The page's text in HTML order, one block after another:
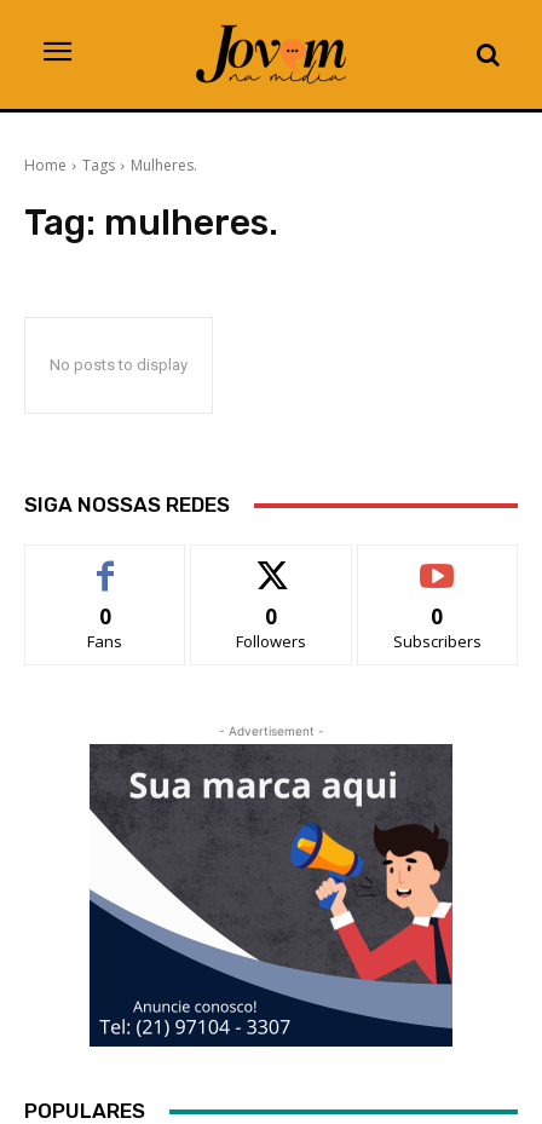
Home Tags Mulheres.
Tag: mulheres.
No posts to display
SIGA NOSSAS REDES
0
Fans
0
Followers
0
Subscribers
- Advertisement -
POPULARES